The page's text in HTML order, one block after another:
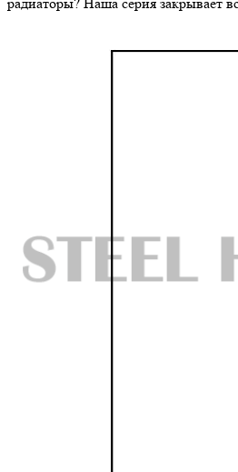
радиаторы? Наша серия закрывает